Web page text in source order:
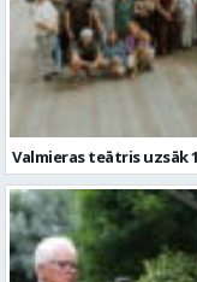
Valmieras teātris uzsāk